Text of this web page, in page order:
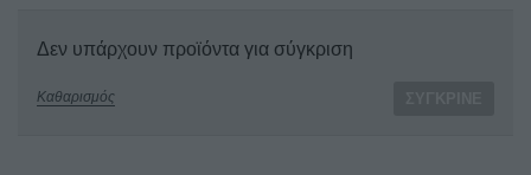
Δεν υπάρχουν προϊόντα για σύγκριση
Καθαρισμός